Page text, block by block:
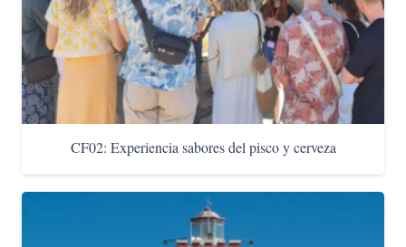
CF02: Experiencia sabores del pisco y cerveza